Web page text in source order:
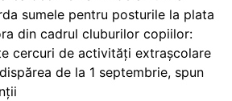
sumele pentru posturile la plata
din cadrul cluburilor copiilor:
cercuri de activități extrașcolare
de la 1 septembrie, spun